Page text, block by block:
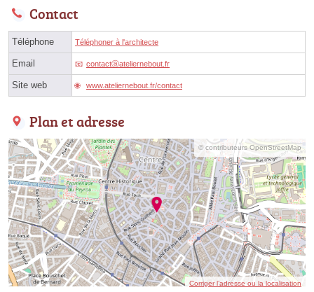
Contact
Téléphone Téléphoner à l'architecte
Email contactⓐateliernebout.fr
Site web www.ateliernebout.fr/contact
Plan et adresse
© contributeurs OpenStreetMap
Corriger l’adresse ou la localisation